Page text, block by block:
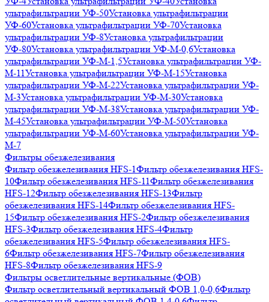
ультрафильтрации УФ-50Установка ультрафильтрации
УФ-60Установка ультрафильтрации УФ-70Установка
ультрафильтрации УФ-8Установка ультрафильтрации
УФ-80Установка ультрафильтрации УФ-М-0,6Установка
ультрафильтрации УФ-М-1,5Установка ультрафильтрации УФ-
М-11Установка ультрафильтрации УФ-М-15Установка
ультрафильтрации УФ-М-22Установка ультрафильтрации УФ-
М-3Установка ультрафильтрации УФ-М-30Установка
ультрафильтрации УФ-М-38Установка ультрафильтрации УФ-
М-45Установка ультрафильтрации УФ-М-50Установка
ультрафильтрации УФ-М-60Установка ультрафильтрации УФ-
М-7
Фильтры обезжелезивания
Фильтр обезжелезивания HFS-1Фильтр обезжелезивания HFS-
10Фильтр обезжелезивания HFS-11Фильтр обезжелезивания
HFS-12Фильтр обезжелезивания HFS-13Фильтр
обезжелезивания HFS-14Фильтр обезжелезивания HFS-
15Фильтр обезжелезивания HFS-2Фильтр обезжелезивания
HFS-3Фильтр обезжелезивания HFS-4Фильтр
обезжелезивания HFS-5Фильтр обезжелезивания HFS-
6Фильтр обезжелезивания HFS-7Фильтр обезжелезивания
HFS-8Фильтр обезжелезивания HFS-9
Фильтры осветлительные вертикальные (ФОВ)
Фильтр осветлительный вертикальный ФОВ 1,0-0,6Фильтр